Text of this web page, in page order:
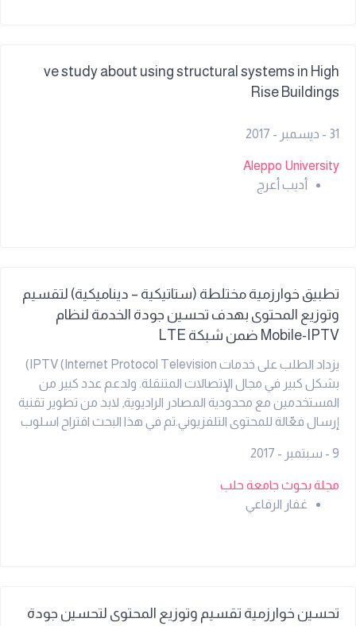
ve study about using structural systems in High
Rise Buildings
31 - ديسمبر - 2017
Aleppo University
أديب أعرج
تطبيق خوارزمية مختلطة (ستاتيكية – ديناميكية) لتقسيم
وتوزيع المحتوى بهدف تحسين جودة الخدمة لنظام
Mobile-IPTV ضمن شبكة LTE
يزداد الطلب على خدمات IPTV (Internet Protocol Television)
بشكل كبير في مجال الإتصالات المتنقلة. ولدعم عدد كبير من
المستخدمين مع محدودية المصادر الراديوية, لابد من تطوير تقنية
إرسال فعّالة للمحتوى التلفزيوني.تم في هذا البحث اقتراح اسلوب
Term Evolution).. تم تقييم الأداء اعتماداً على محاكاة النظام
9 - سبتمبر - 2017
مجلة بحوث جامعة حلب
غفار الرفاعي
تحسين خوارزمية تقسيم وتوزيع المحتوى لتحسين جودة